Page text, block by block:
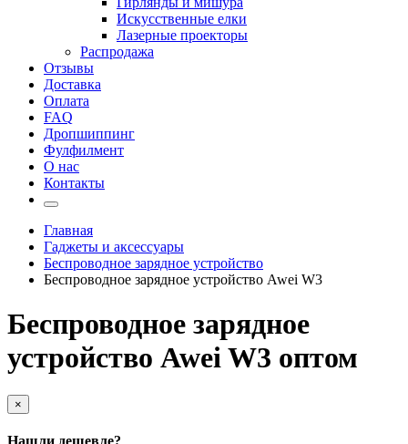
Искусственные елки
Лазерные проекторы
Распродажа
Отзывы
Доставка
Оплата
FAQ
Дропшиппинг
Фулфилмент
О нас
Контакты
Главная
Гаджеты и аксессуары
Беспроводное зарядное устройство
Беспроводное зарядное устройство Awei W3
Беспроводное зарядное
устройство Awei W3 оптом
×